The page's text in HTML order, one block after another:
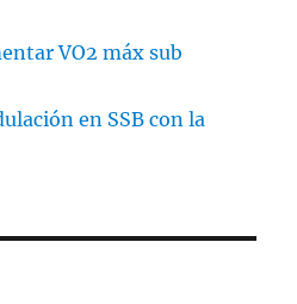
VO2 máx sub
en SSB con la